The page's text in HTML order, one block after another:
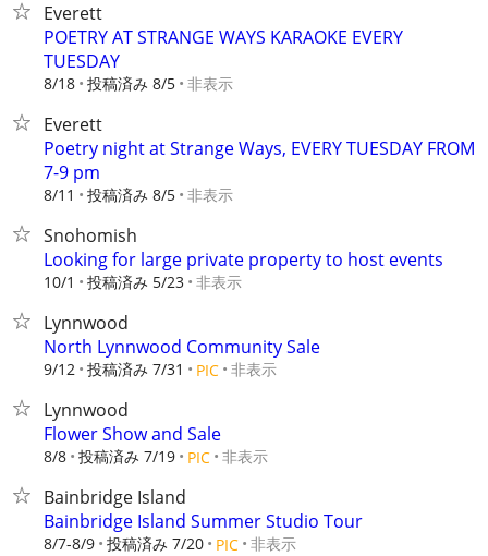
Everett
POETRY AT STRANGE WAYS KARAOKE EVERY
TUESDAY
8/18 投稿済み 8/5 非表示
Everett
Poetry night at Strange Ways, EVERY TUESDAY FROM
7-9 pm
8/11 投稿済み 8/5 非表示
Snohomish
Looking for large private property to host events
10/1 投稿済み 5/23 非表示
Lynnwood
North Lynnwood Community Sale
9/12 投稿済み 7/31 PIC 非表示
Lynnwood
Flower Show and Sale
8/8 投稿済み 7/19 PIC 非表示
Bainbridge Island
Bainbridge Island Summer Studio Tour
8/7-8/9 投稿済み 7/20 PIC 非表示